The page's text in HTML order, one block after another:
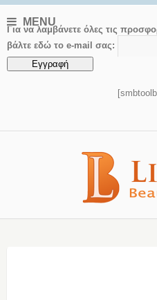
MENU
Για να λαμβάνετε όλες τις
βάλτε εδώ το e-mail σας: